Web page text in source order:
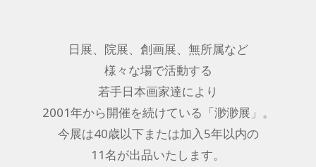
日展、院展、創画展、無所属など
様々な場で活動する
若手日本画家達により
2001年から開催を続けている「渺渺展」。
今展は40歳以下または加入5年以内の
11名が出品いたします。